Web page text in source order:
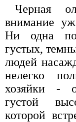
Черная
внимание
Ни одна
густых,
людей
нелегко
хозяйки -
густой
которой